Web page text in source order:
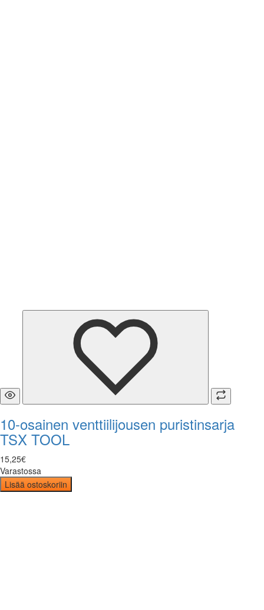
10-osainen venttiilijousen puristinsarja
TSX TOOL
15,25€
Varastossa
Lisää ostoskoriin